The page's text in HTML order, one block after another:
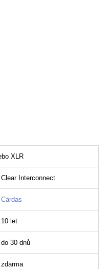
XLR
Clear Interconnect
Cardas
10 let
do 30 dnů
zdarma